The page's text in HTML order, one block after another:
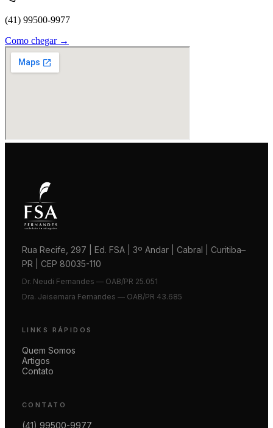
(41) 99500-9977
Como chegar →
Rua Recife, 297 | Ed. FSA | 3º Andar | Cabral | Curitiba–
PR | CEP 80035-110
Dr. Neudi Fernandes — OAB/PR 25.051
Dra. Jeisemara Fernandes — OAB/PR 43.685
LINKS RÁPIDOS
Quem Somos
Artigos
Contato
CONTATO
(41) 99500-9977